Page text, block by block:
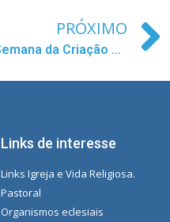
PRÓXIMO
Semana da Criação da Mensagem do Papa 2024 (setembro)
Links de interesse
Links Igreja e Vida Religiosa.
Pastoral
Organismos eclesiais